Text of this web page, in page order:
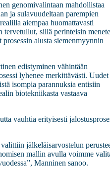
genomivalintaan mahdollistaa
ja sulavuudeltaan parempien
aiempaa huomattavasti
tervetullut, sillä perinteisin
alusta siemenmyynnin
edistyminen vähintään
lyhenee merkittävästi. Uudet
isompia parannuksia entisiin
biotekniikasta vastaava
vauhtia erityisesti
jälkeläisarvostelun
mallin avulla voimme
Manninen sanoo.